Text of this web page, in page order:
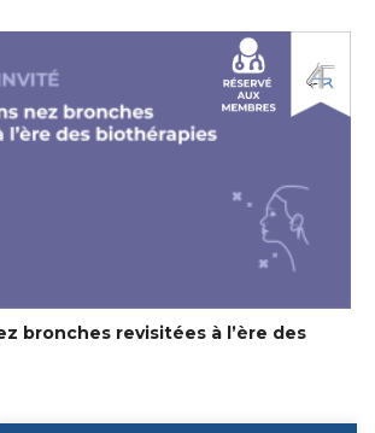
bronches revisitées à l’ère des